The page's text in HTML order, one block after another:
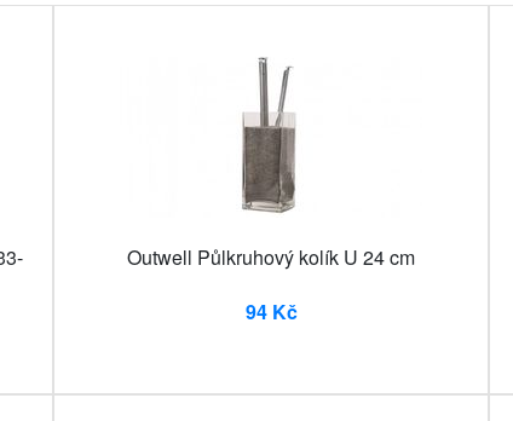
Outwell Půlkruhový kolík U 24 cm
94 Kč